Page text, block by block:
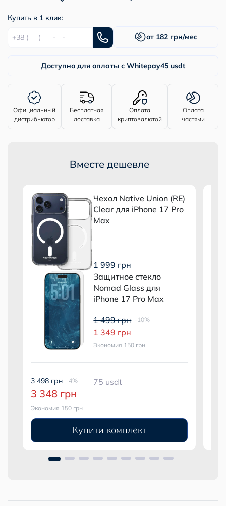
Купить в 1 клик:
от 182 грн/мес
Доступно для оплаты с Whitepay45 usdt
Официальный
дистрибьютор
Бесплатная
доставка
Оплата
криптовалютой
Оплата
частями
Вместе дешевле
Чехол Native Union (RE)
Clear для iPhone 17 Pro
Max
1 999 грн
Защитное стекло
Nomad Glass для
iPhone 17 Pro Max
1 499 грн -10%
1 349 грн
Экономия 150 грн
3 498 грн -4%
3 348 грн
Экономия 150 грн
75 usdt
Купити комплект